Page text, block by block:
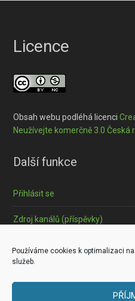
Používáme cookies k optimalizaci
služeb.
Licence
Obsah webu podléhá licenci
Neužívejte komerčně 3.0 Česká
Další funkce
Přihlásit se
Zdroj kanálů (příspěvky)